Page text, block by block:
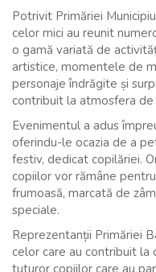
Potrivit Primăriei
celor mici au reunit
o gamă variată de
artistice, momentele de
personaje îndrăgite și
contribuit la atmosfera
Evenimentul a adus
oferindu-le ocazia de a
festiv, dedicat copilăriei.
copiilor vor rămâne
frumoasă, marcată de
speciale.
Reprezentanții Primăriei
celor care au contribuit la
tuturor copiilor care au